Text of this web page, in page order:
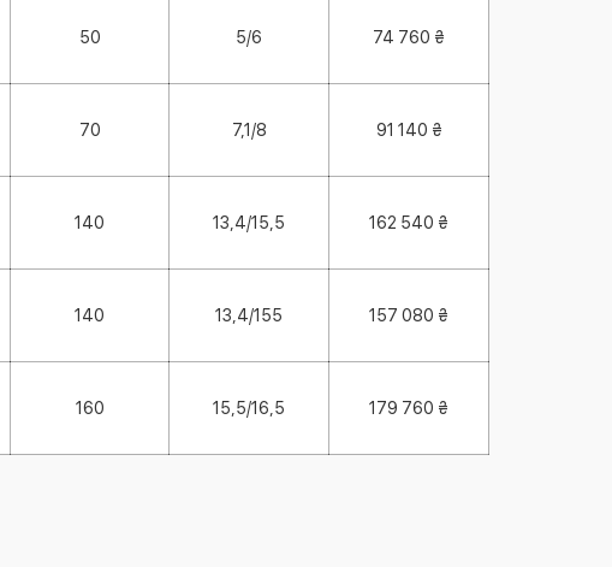
50 5/6 74 760 ₴
70 7,1/8 91 140 ₴
140 13,4/15,5 162 540 ₴
140 13,4/155 157 080 ₴
160 15,5/16,5 179 760 ₴